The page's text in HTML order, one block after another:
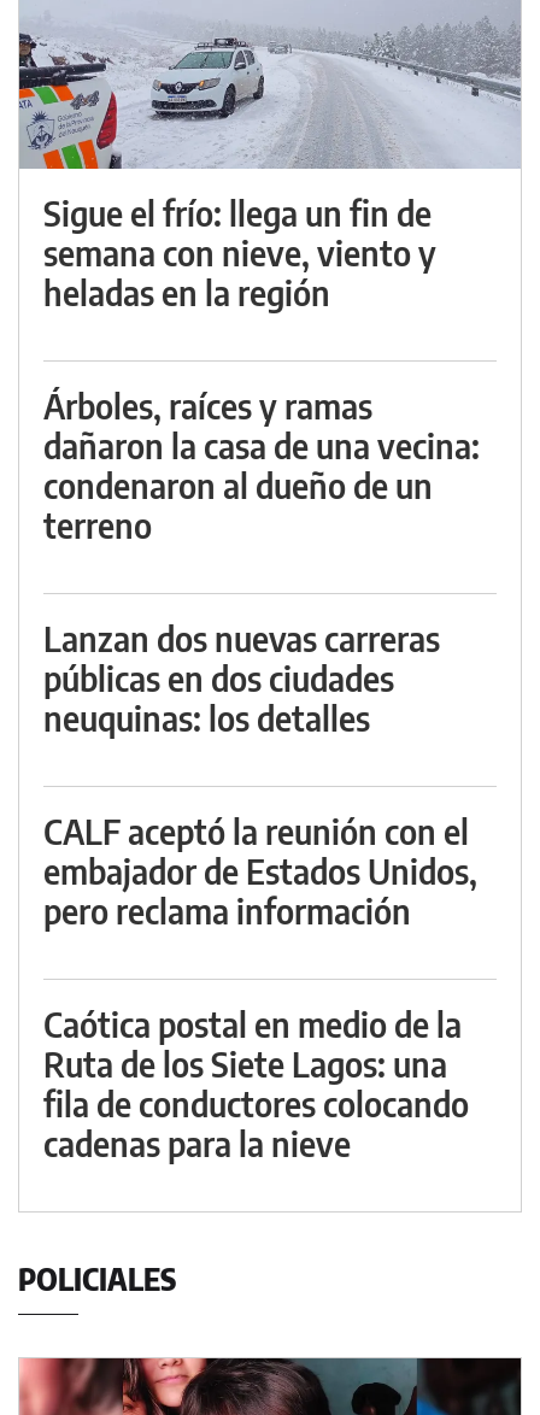
Sigue el frío: llega un fin de
semana con nieve, viento y
heladas en la región
Árboles, raíces y ramas
dañaron la casa de una vecina:
condenaron al dueño de un
terreno
Lanzan dos nuevas carreras
públicas en dos ciudades
neuquinas: los detalles
CALF aceptó la reunión con el
embajador de Estados Unidos,
pero reclama información
Caótica postal en medio de la
Ruta de los Siete Lagos: una
fila de conductores colocando
cadenas para la nieve
POLICIALES